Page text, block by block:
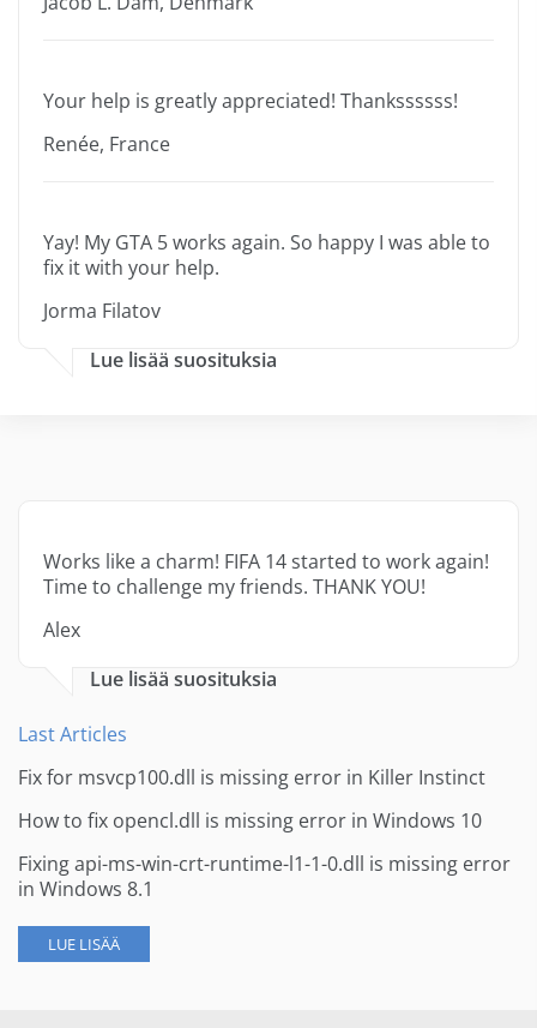
Your help is greatly appreciated! Thankssssss!
Renée, France
Yay! My GTA 5 works again. So happy I was able to
fix it with your help.
Jorma Filatov
Lue lisää suosituksia
Works like a charm! FIFA 14 started to work again!
Time to challenge my friends. THANK YOU!
Alex
Lue lisää suosituksia
Last Articles
Fix for msvcp100.dll is missing error in Killer Instinct
How to fix opencl.dll is missing error in Windows 10
Fixing api-ms-win-crt-runtime-l1-1-0.dll is missing error
in Windows 8.1
LUE LISÄÄ